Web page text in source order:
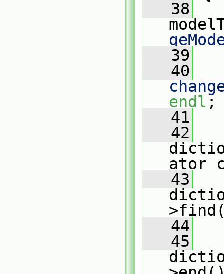
   38
   39
   40
endl ;
   41
   42
ator
   43
   44
   45